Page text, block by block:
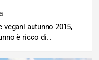
vegani autunno 2015,
è ricco di…